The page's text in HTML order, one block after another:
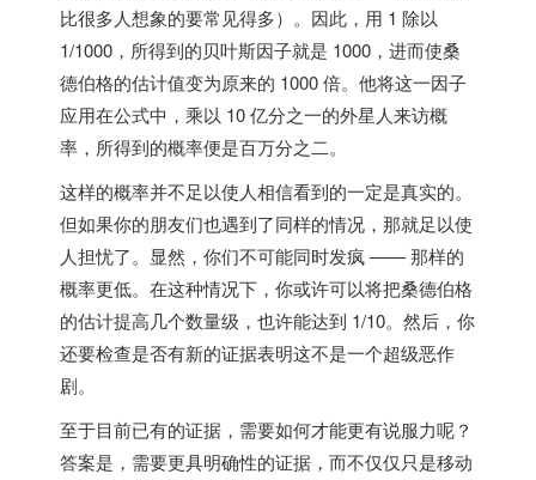
比很多人想象的要常见得多）。因此，用 1 除以
1/1000，所得到的贝叶斯因子就是 1000，进而使桑
德伯格的估计值变为原来的 1000 倍。他将这一因子
应用在公式中，乘以 10 亿分之一的外星人来访概
率，所得到的概率便是百万分之二。
这样的概率并不足以使人相信看到的一定是真实的。
但如果你的朋友们也遇到了同样的情况，那就足以使
人担忧了。显然，你们不可能同时发疯 —— 那样的
概率更低。在这种情况下，你或许可以将把桑德伯格
的估计提高几个数量级，也许能达到 1/10。然后，你
还要检查是否有新的证据表明这不是一个超级恶作
剧。
至于目前已有的证据，需要如何才能更有说服力呢？
答案是，需要更具明确性的证据，而不仅仅只是移动